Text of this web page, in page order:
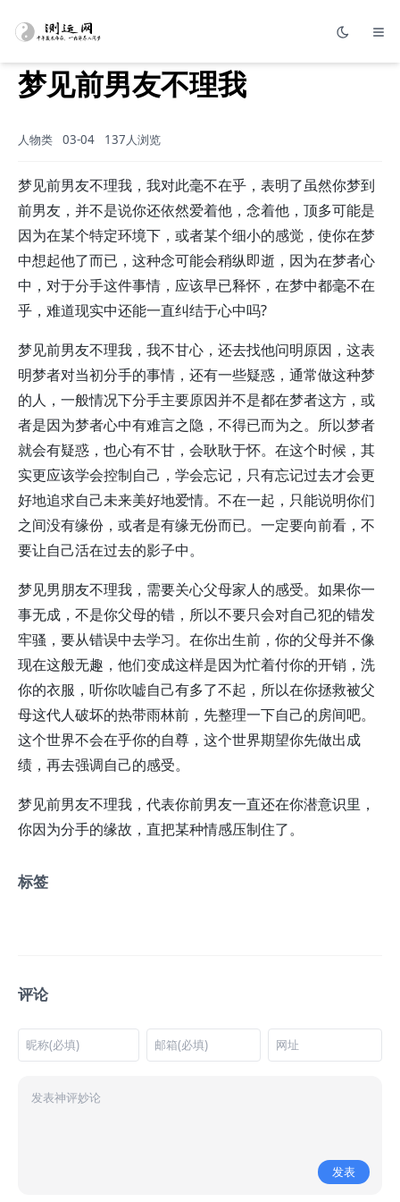
梦见前男友不理我
人物类 03-04 137人浏览
梦见前男友不理我，我对此毫不在乎，表明了虽然你梦到
前男友，并不是说你还依然爱着他，念着他，顶多可能是
因为在某个特定环境下，或者某个细小的感觉，使你在梦
中想起他了而已，这种念可能会稍纵即逝，因为在梦者心
中，对于分手这件事情，应该早已释怀，在梦中都毫不在
乎，难道现实中还能一直纠结于心中吗?
梦见前男友不理我，我不甘心，还去找他问明原因，这表
明梦者对当初分手的事情，还有一些疑惑，通常做这种梦
的人，一般情况下分手主要原因并不是都在梦者这方，或
者是因为梦者心中有难言之隐，不得已而为之。所以梦者
就会有疑惑，也心有不甘，会耿耿于怀。在这个时候，其
实更应该学会控制自己，学会忘记，只有忘记过去才会更
好地追求自己未来美好地爱情。不在一起，只能说明你们
之间没有缘份，或者是有缘无份而已。一定要向前看，不
要让自己活在过去的影子中。
梦见男朋友不理我，需要关心父母家人的感受。如果你一
事无成，不是你父母的错，所以不要只会对自己犯的错发
牢骚，要从错误中去学习。在你出生前，你的父母并不像
现在这般无趣，他们变成这样是因为忙着付你的开销，洗
你的衣服，听你吹嘘自己有多了不起，所以在你拯救被父
母这代人破坏的热带雨林前，先整理一下自己的房间吧。
这个世界不会在乎你的自尊，这个世界期望你先做出成
绩，再去强调自己的感受。
梦见前男友不理我，代表你前男友一直还在你潜意识里，
你因为分手的缘故，直把某种情感压制住了。
标签
评论
发表